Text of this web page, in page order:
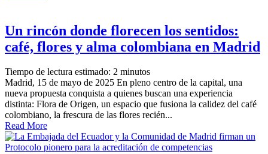
Un rincón donde florecen los sentidos:
café, flores y alma colombiana en Madrid
Tiempo de lectura estimado: 2 minutos
Madrid, 15 de mayo de 2025 En pleno centro de la capital, una
nueva propuesta conquista a quienes buscan una experiencia
distinta: Flora de Origen, un espacio que fusiona la calidez del café
colombiano, la frescura de las flores recién...
Read More